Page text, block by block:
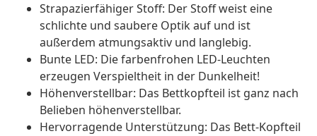
Strapazierfähiger Stoff: Der Stoff weist eine
schlichte und saubere Optik auf und ist
außerdem atmungsaktiv und langlebig.
Bunte LED: Die farbenfrohen LED-Leuchten
erzeugen Verspieltheit in der Dunkelheit!
Höhenverstellbar: Das Bettkopfteil ist ganz nach
Belieben höhenverstellbar.
Hervorragende Unterstützung: Das Bett-Kopfteil